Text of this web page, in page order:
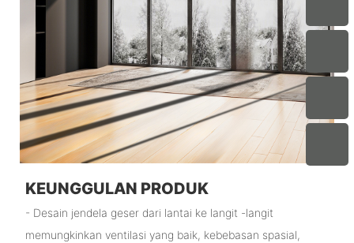
KEUNGGULAN PRODUK
- Desain jendela geser dari lantai ke langit -langit
memungkinkan ventilasi yang baik, kebebasan spasial,